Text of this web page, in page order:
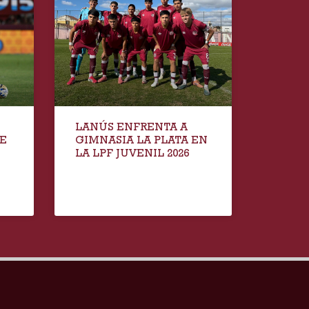
LANÚS ENFRENTA A
GIMNASIA LA PLATA EN
LA LPF JUVENIL 2026